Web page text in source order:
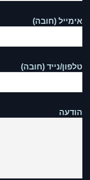
אימייל (חובה)
טלפון/נייד (חובה)
הודעה